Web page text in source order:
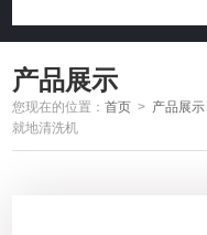
产品展示
您现在的位置：首页 > 产品展示
就地清洗机